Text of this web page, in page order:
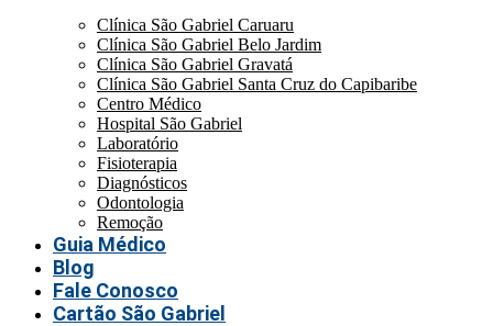
Clínica São Gabriel Caruaru
Clínica São Gabriel Belo Jardim
Clínica São Gabriel Gravatá
Clínica São Gabriel Santa Cruz do Capibaribe
Centro Médico
Hospital São Gabriel
Laboratório
Fisioterapia
Diagnósticos
Odontologia
Remoção
Guia Médico
Blog
Fale Conosco
Cartão São Gabriel